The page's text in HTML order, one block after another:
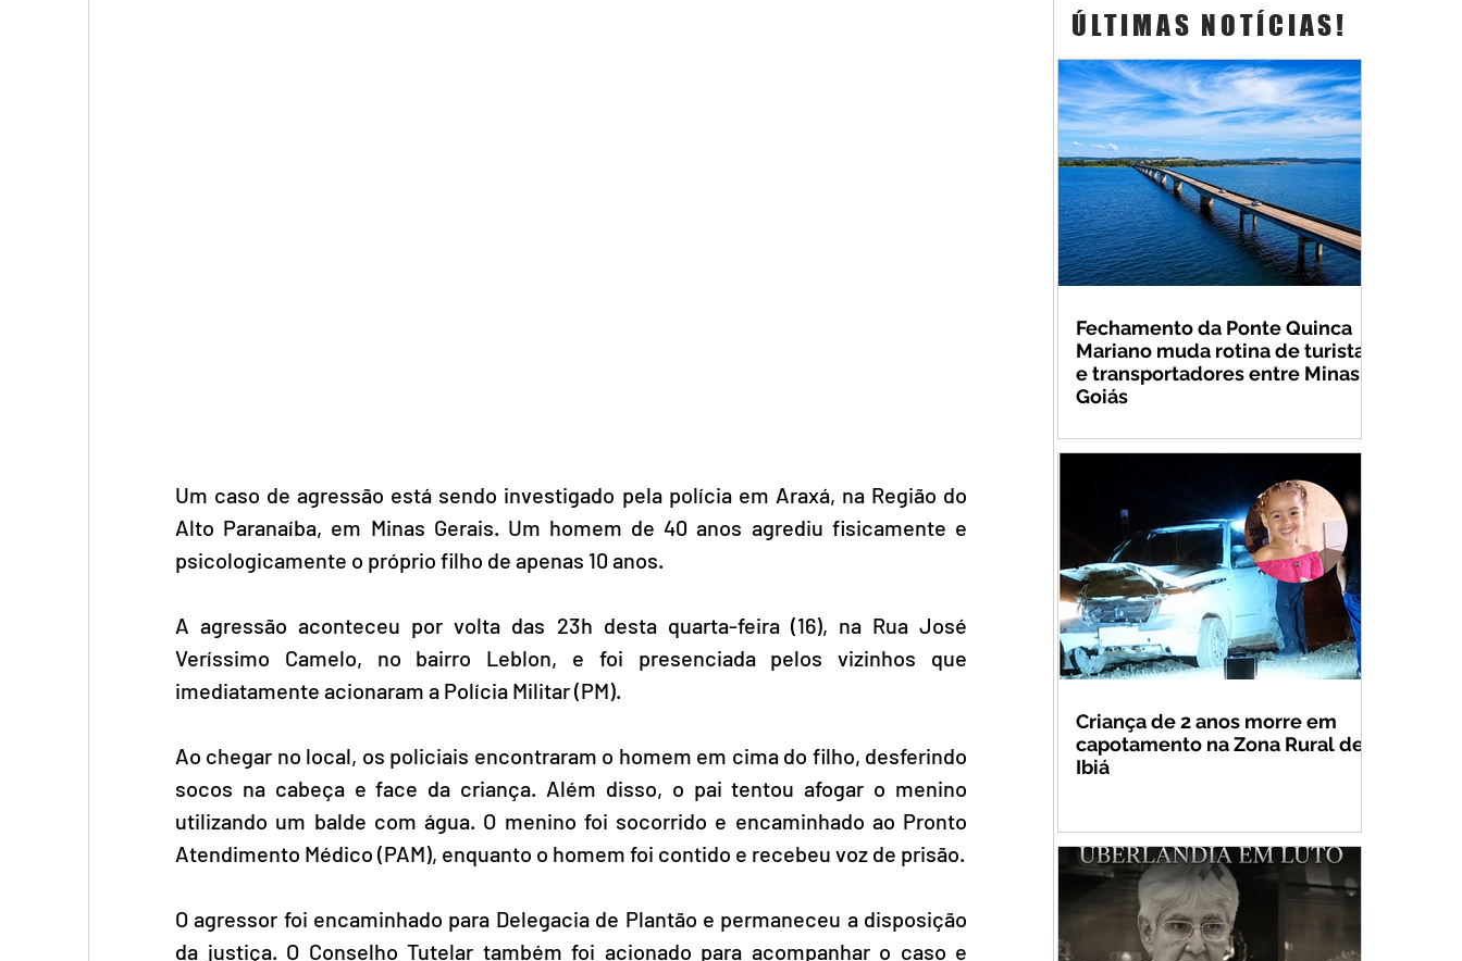
Um caso de agressão está sendo investigado pela polícia em Araxá, na Região do
Alto Paranaíba, em Minas Gerais. Um homem de 40 anos agrediu fisicamente e
psicologicamente o próprio filho de apenas 10 anos.
A agressão aconteceu por volta das 23h desta quarta-feira (16), na Rua José
Veríssimo Camelo, no bairro Leblon, e foi presenciada pelos vizinhos que
imediatamente acionaram a Polícia Militar (PM).
Ao chegar no local, os policiais encontraram o homem em cima do filho, desferindo
socos na cabeça e face da criança. Além disso, o pai tentou afogar o menino
utilizando um balde com água. O menino foi socorrido e encaminhado ao Pronto
Atendimento Médico (PAM), enquanto o homem foi contido e recebeu voz de prisão.
O agressor foi encaminhado para Delegacia de Plantão e permaneceu a disposição
da justiça. O Conselho Tutelar também foi acionado para acompanhar o caso e
ÚLTIMAS NOTÍCIAS!
Fechamento da Ponte Quinca
Mariano muda rotina de turistas
e transportadores entre Minas e
Goiás
Criança de 2 anos morre em
capotamento na Zona Rural de
Ibiá